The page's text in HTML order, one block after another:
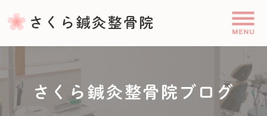
さくら鍼灸整骨院ブログ